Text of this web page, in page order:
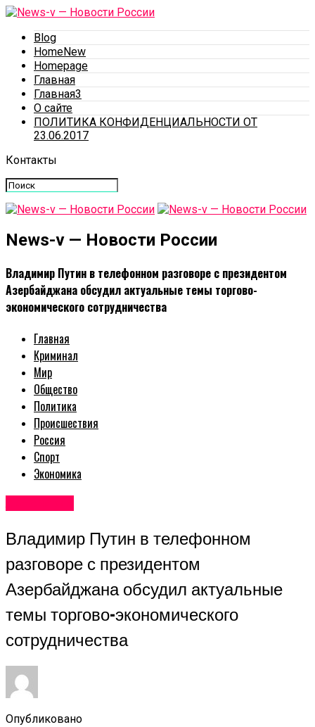
Blog
HomeNew
Homepage
Главная
Главная3
О сайте
ПОЛИТИКА КОНФИДЕНЦИАЛЬНОСТИ ОТ
23.06.2017
Контакты
News-v — Новости России
Владимир Путин в телефонном разговоре с президентом
Азербайджана обсудил актуальные темы торгово-
экономического сотрудничества
Главная
Криминал
Мир
Общество
Политика
Происшествия
Россия
Спорт
Экономика
Владимир Путин в телефонном
разговоре с президентом
Азербайджана обсудил актуальные
темы торгово-экономического
сотрудничества
Опубликовано